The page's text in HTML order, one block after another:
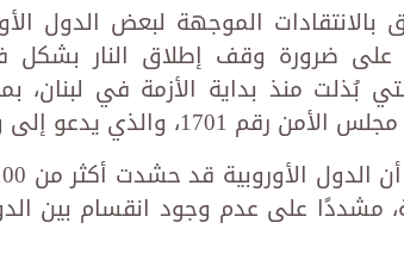
بالانتقادات الموجهة لبعض الدول
على ضرورة وقف إطلاق النار بشكل
التي بُذلت منذ بداية الأزمة في
يدعو إلى وقف العمليات القتالية في بيروت.
مشددًا على عدم وجود انقسام بين